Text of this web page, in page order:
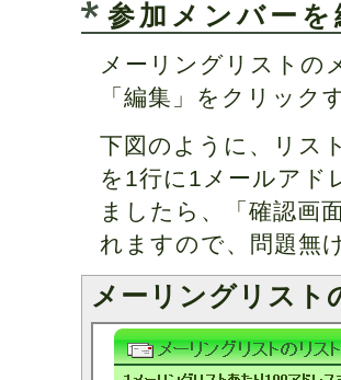
参加メンバー
メーリングリストの
「編集」をクリック
下図のように、リス
を1行に1メールアド
ましたら、「確認画
れますので、問題無
メーリングリスト